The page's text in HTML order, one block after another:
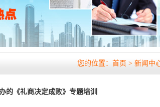
您的位置： 首页 > 新闻中
的《礼商决定成败》专题培训